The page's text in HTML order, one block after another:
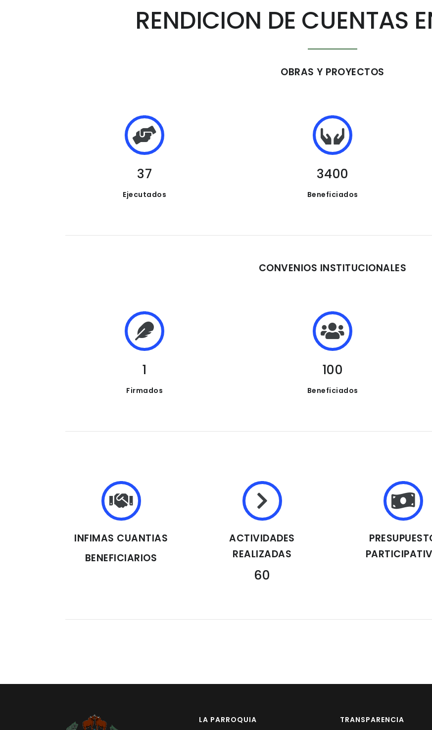
RENDICION DE CUENTAS
OBRAS Y PROYECTOS
37
Ejecutados
3400
Beneficiados
CONVENIOS INSTITUCIONALES
1
Firmados
100
Beneficiados
INFIMAS CUANTIAS
BENEFICIARIOS
ACTIVIDADES
REALIZADAS
60
LA PARROQUIA TRANSPARENCIA